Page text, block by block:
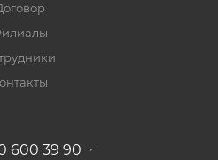
600 39 90